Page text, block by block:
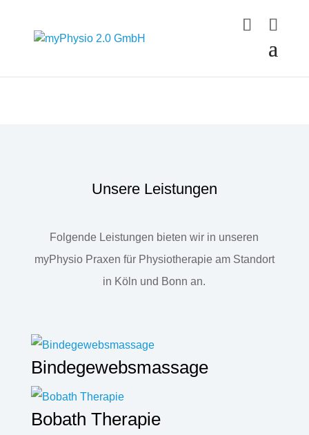
Unsere Leistungen
Folgende Leistungen bieten wir in unseren
myPhysio Praxen für Physiotherapie am Standort
in Köln und Bonn an.
Bindegewebsmassage
Bobath Therapie